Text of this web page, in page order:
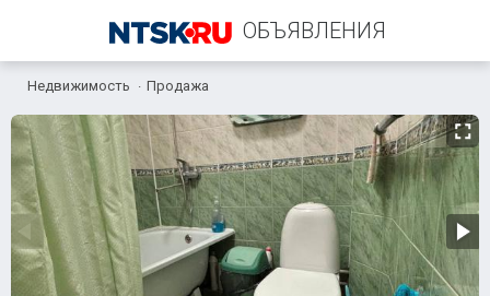
ОБЪЯВЛЕНИЯ
+7 (922) 553-44-49
Недвижимость Продажа